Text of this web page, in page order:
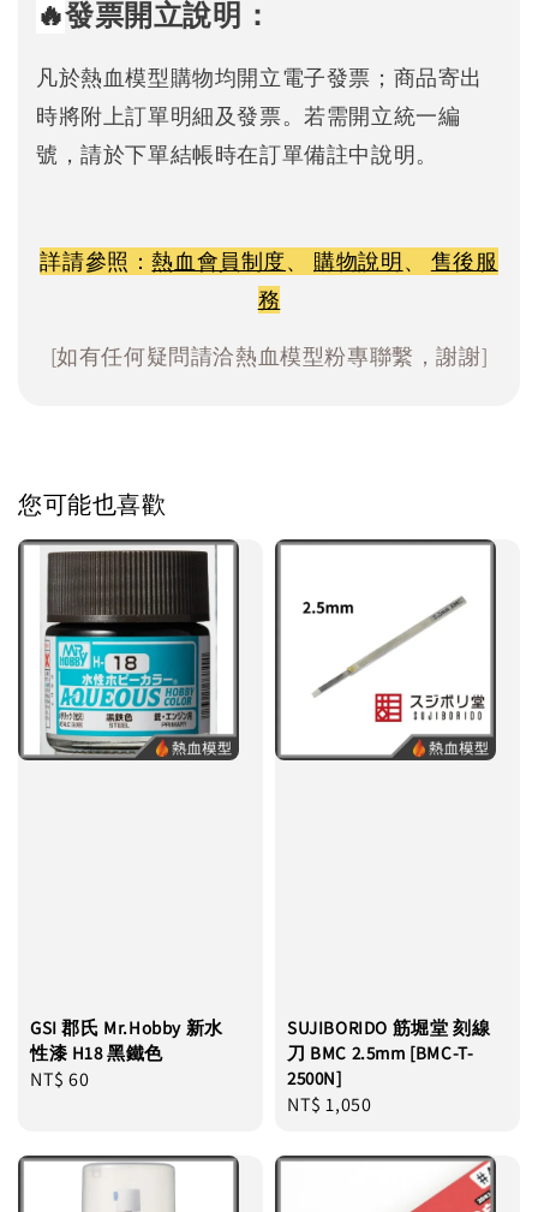
🔥發票開立說明：
凡於熱血模型購物均開立電子發票；商品寄出
時將附上訂單明細及發票。若需開立統一編
號，請於下單結帳時在訂單備註中說明。
詳請參照：熱血會員制度、 購物說明、 售後服
務
[如有任何疑問請洽熱血模型粉專聯繫，謝謝]
您可能也喜歡
GSI 郡氏 Mr.Hobby 新水
性漆 H18 黑鐵色
Regular
NT$ 60
SUJIBORIDO 筋堀堂 刻線
刀 BMC 2.5mm [BMC-T-
2500N]
Regular
NT$ 1,050